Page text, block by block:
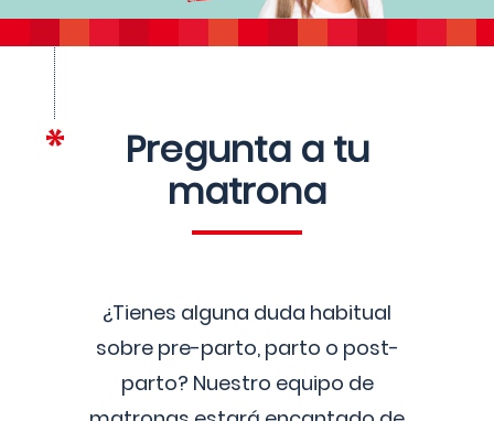
Pregunta a tu
matrona
¿Tienes alguna duda habitual
sobre pre-parto, parto o post-
parto? Nuestro equipo de